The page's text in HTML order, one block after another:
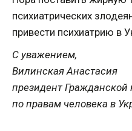
психиатрических
привести психиатрию в
С уважением,
Вилинская Анастасия
президент Гражданской
по правам человека в